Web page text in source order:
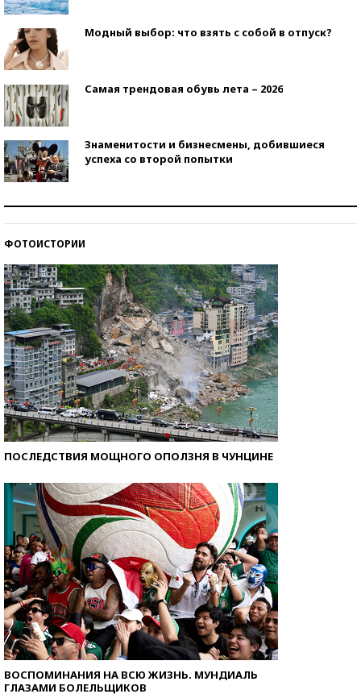
Модный выбор: что взять с собой в отпуск?
Самая трендовая обувь лета – 2026
Знаменитости и бизнесмены, добившиеся
успеха со второй попытки
ФОТОИСТОРИИ
ПОСЛЕДСТВИЯ МОЩНОГО ОПОЛЗНЯ В ЧУНЦИНЕ
ВОСПОМИНАНИЯ НА ВСЮ ЖИЗНЬ. МУНДИАЛЬ
ГЛАЗАМИ БОЛЕЛЬЩИКОВ